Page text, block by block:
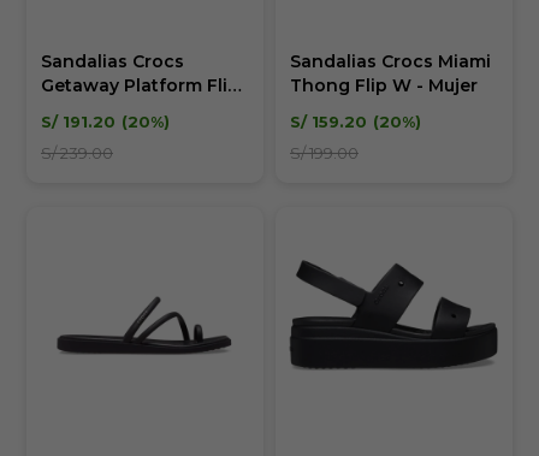
Sandalias Crocs
Getaway Platform Flip
W Mujer
S/ 191.20
20
S/239.00
Sandalias Crocs Miami
Thong Flip W - Mujer
S/ 159.20
20
S/199.00